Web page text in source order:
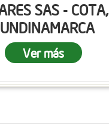
SAS - COTA,
Ver más